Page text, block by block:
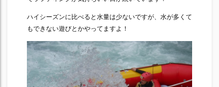
ハイシーズンに比べると水量は少ないですが、水が多くて
もできない遊びとかやってますよ！